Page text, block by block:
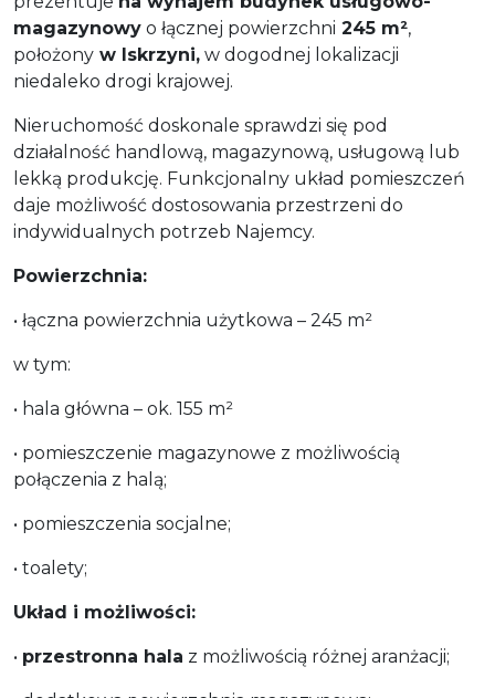
magazynowy o łącznej powierzchni 245 m²,
położony w Iskrzyni, w dogodnej lokalizacji
niedaleko drogi krajowej.
Nieruchomość doskonale sprawdzi się pod
działalność handlową, magazynową, usługową lub
lekką produkcję. Funkcjonalny układ pomieszczeń
daje możliwość dostosowania przestrzeni do
indywidualnych potrzeb Najemcy.
Powierzchnia:
• łączna powierzchnia użytkowa – 245 m²
w tym:
• hala główna – ok. 155 m²
• pomieszczenie magazynowe z możliwością
połączenia z halą;
• pomieszczenia socjalne;
• toalety;
Układ i możliwości:
• przestronna hala z możliwością różnej aranżacji;